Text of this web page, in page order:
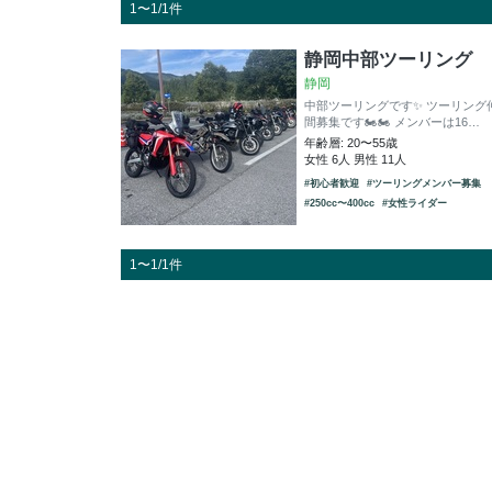
1〜1/1件
静岡中部ツーリング
静岡
中部ツーリングです✨ ツーリング
間募集です🏍️🏍️ メンバーは16…
年齢層: 20〜55歳
女性 6人 男性 11人
#初心者歓迎
#ツーリングメンバー募集
#250cc〜400cc
#女性ライダー
1〜1/1件